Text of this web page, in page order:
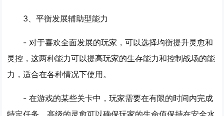
3、平衡发展辅助型能力
- 对于喜欢全面发展的玩家，可以选择均衡提升灵愈和
灵控，这两种能力可以提高玩家的生存能力和控制战场的能
力，适合在各种情况下使用。
- 在游戏的某些关卡中，玩家需要在有限的时间内完成
特定任务，高级的灵愈可以确保玩家的生命值保持在安全水